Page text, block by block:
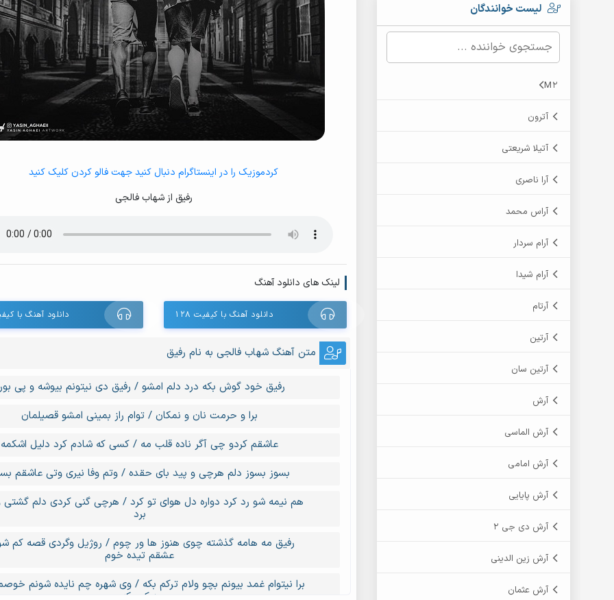
لیست خوانندگان
M2
آترون
آتیلا شریعتی
آرا ناصری
آراس محمد
آرام سردار
آرام شیدا
آرتام
آرتین
آرتین سان
آرش
آرش الماسی
آرش امامی
آرش پایایی
آرش دی جی 2
آرش زین الدینی
آرش عثمان
کردموزیک را در اینستاگرام دنبال کنید جهت فالو کردن کلیک کنید
رفیق از شهاب فالجی
لینک های دانلود آهنگ
دانلود آهنگ با کیفیت ۱۲۸ دانلود آهنگ با
متن آهنگ شهاب فالجی به نام رفیق
رفیق خود گوش بکه درد دلم امشو / رفیق دی نیتونم بیوشه و پی
برا و حرمت نان و نمکان / توام راز بمینی امشو قصیلمان
عاشقم کردو چی آگر ناده قلب مه / کسی که شادم کرد دلیل اشکمه
بسوز بسوز دلم هرچی و پید بای حقده / وتم وفا نیری وتی عاشقم
هم نیمه شو رد کرد دواره دل هوای تو کرد / هرچی گنی کردی دلم گشتی
برد
رفیق مه هامه گذشته چوی هنوز ها ور چوم / روژیل وگردی قصه کم
عشقم تیده خوم
برا نیتوام غمد بیونم بچو ولام ترکم بکه / وی شهره چم نایده شونم
درکم بکه